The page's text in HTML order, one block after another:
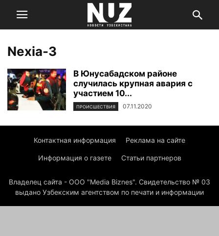
Nexia-3
В Юнусабадском районе
случилась крупная авария с
участием 10...
ПРОИСШЕСТВИЯ 07.11.2020
Контактная информация Реклама на сайте
Информация о газете Статьи партнеров
Владелец сайта - ООО "Media Biznes". Свидетельство № 03
выдано Узбекским агентством по печати и информации